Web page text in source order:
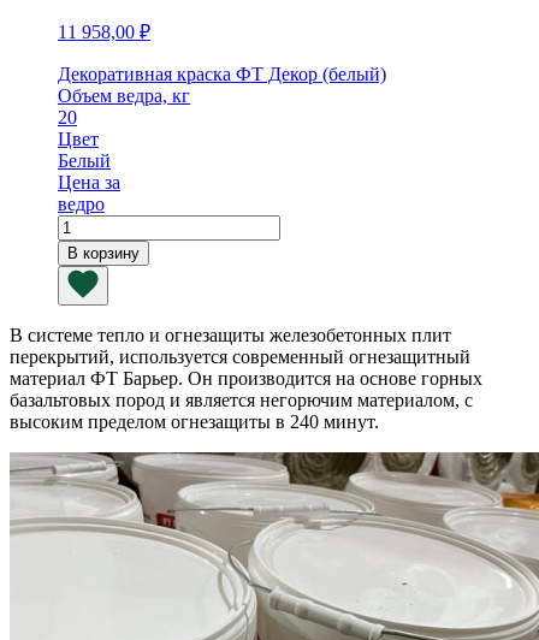
11 958,00 ₽
Декоративная краска ФТ Декор (белый)
Объем ведра, кг
20
Цвет
Белый
Цена за
ведро
Количество
товара
Декоративная
краска
ФТ
Декор
(белый)
В корзину
В системе тепло и огнезащиты железобетонных плит
перекрытий, используется современный огнезащитный
материал ФТ Барьер. Он производится на основе горных
базальтовых пород и является негорючим материалом, с
высоким пределом огнезащиты в 240 минут.